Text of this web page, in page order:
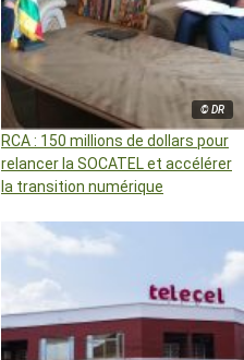
© DR
RCA : 150 millions de dollars pour
relancer la SOCATEL et accélérer
la transition numérique